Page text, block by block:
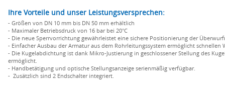
Ihre Vorteile und unser Leistungsversprechen:
- Größen von DN 10 mm bis DN 50 mm erhältlich
- Maximaler Betriebsdruck von 16 bar bei 20°C
- Die neue Sperrvorrichtung gewährleistet eine sichere Positionierung der
- Einfacher Ausbau der Armatur aus dem Rohrleitungssystem ermöglicht schnellen
- Die Kugelabdichtung ist dank Mikro-Justierung in geschlossener Stellung des
ermöglicht.
- Handbetätigung und optische Stellungsanzeige serienmäßig verfügbar.
- Zusätzlich sind 2 Endschalter integriert.